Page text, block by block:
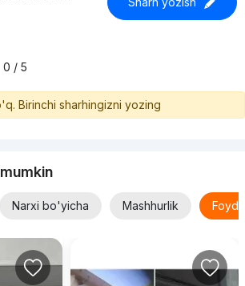
0 / 5
Birinchi sharhingizni yozing
Narxi bo'yicha Mashhurlik